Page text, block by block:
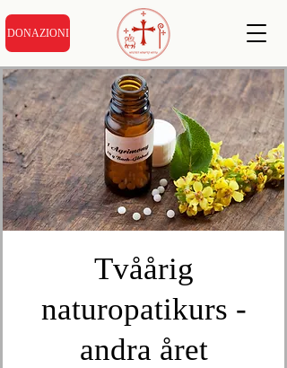
DONAZIONI
Tvåårig
naturopatikurs -
andra året